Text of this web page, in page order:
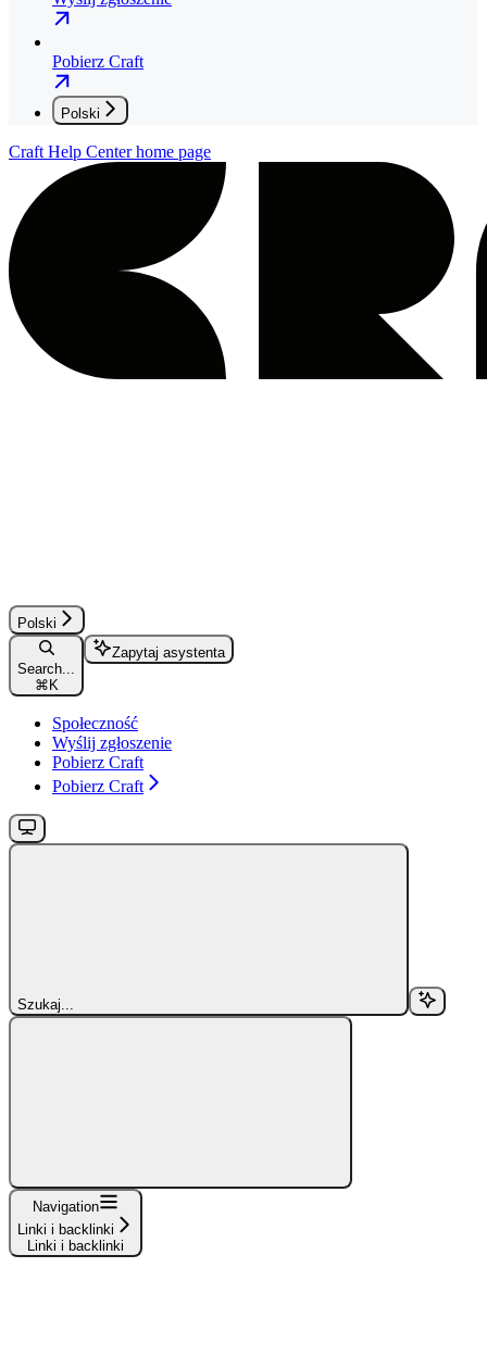
Pobierz Craft
Polski
Craft Help Centerhome page
Polski
Search...
⌘ K
Zapytaj asystenta
Społeczność
Wyślij zgłoszenie
Pobierz Craft
Pobierz Craft
Szukaj...
Navigation
Linki i backlinki
Linki i backlinki